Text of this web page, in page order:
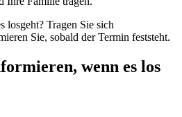
losgeht? Tragen Sie sich
Sie, sobald der Termin feststeht.
wenn es los